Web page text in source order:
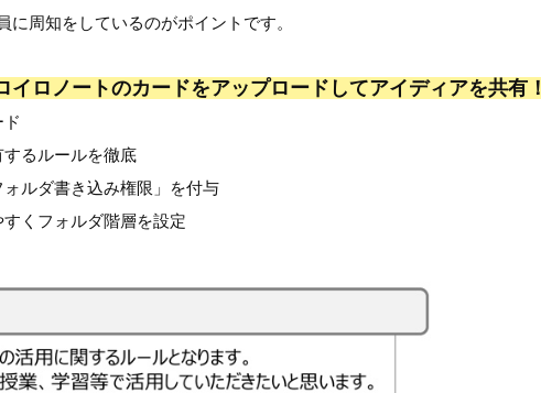
周知をしているのがポイントです。
ロノートのカードをアップロードしてアイディアを共有！
るルールを徹底
ルダ書き込み権限」を付与
くフォルダ階層を設定